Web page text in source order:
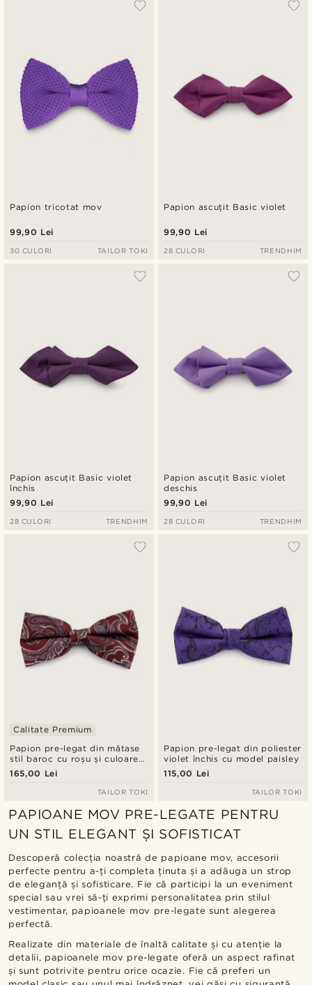
Papion tricotat mov
99,90 Lei
30 CULORI TAILOR TOKI
Papion ascuțit Basic violet
99,90 Lei
28 CULORI TRENDHIM
Papion ascuțit Basic violet
închis
99,90 Lei
28 CULORI TRENDHIM
Papion ascuțit Basic violet
deschis
99,90 Lei
28 CULORI TRENDHIM
Papion pre-legat din mătase
stil baroc cu roșu și culoarea
lavandei
Calitate Premium
165,00 Lei
TAILOR TOKI
Papion pre-legat din poliester
violet închis cu model paisley
115,00 Lei
TAILOR TOKI
PAPIOANE MOV PRE-LEGATE PENTRU
UN STIL ELEGANT ȘI SOFISTICAT
Descoperă colecția noastră de papioane mov, accesorii
perfecte pentru a-ți completa ținuta și a adăuga un strop
de eleganță și sofisticare. Fie că participi la un eveniment
special sau vrei să-ți exprimi personalitatea prin stilul
vestimentar, papioanele mov pre-legate sunt alegerea
perfectă.
Realizate din materiale de înaltă calitate și cu atenție la
detalii, papioanele mov pre-legate oferă un aspect rafinat
și sunt potrivite pentru orice ocazie. Fie că preferi un